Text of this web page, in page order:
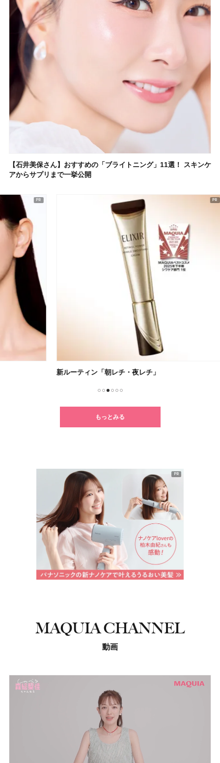
【石井美保さん】おすすめの「ブライトニング」11選！ スキンケ
アからサプリまで一挙公開
新ルーティン「朝レチ・夜レチ」
もっとみる
PR
MAQUIA CHANNEL
動画